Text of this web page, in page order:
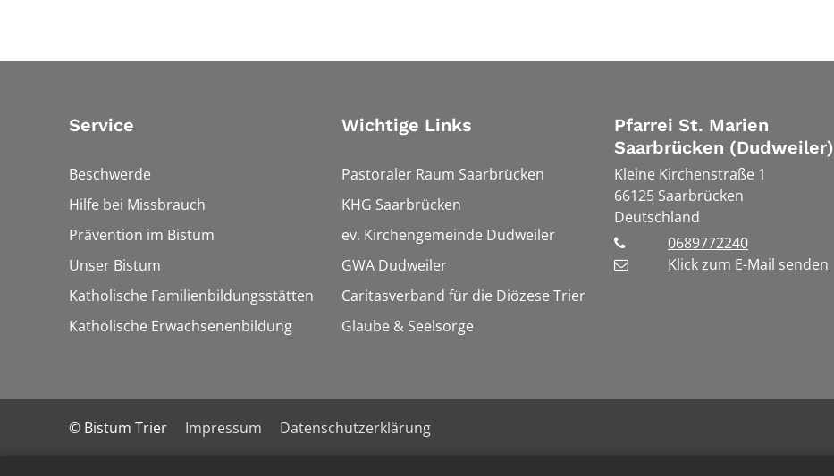
Service
Beschwerde
Hilfe bei Missbrauch
Prävention im Bistum
Unser Bistum
Katholische Familienbildungsstätten
Katholische Erwachsenenbildung
Wichtige Links
Pastoraler Raum Saarbrücken
KHG Saarbrücken
ev. Kirchengemeinde Dudweiler
GWA Dudweiler
Caritasverband für die Diözese Trier
Glaube & Seelsorge
Pfarrei St. Marien
Saarbrücken (Dudweiler)
Kleine Kirchenstraße 1
66125 Saarbrücken
Deutschland
0689772240
Klick zum E-Mail senden
© Bistum Trier Impressum Datenschutzerklärung